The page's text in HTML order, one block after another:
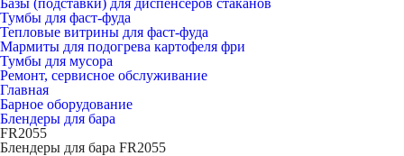
Базы (подставки) для диспенсеров стаканов
Тумбы для фаст-фуда
Тепловые витрины для фаст-фуда
Мармиты для подогрева картофеля фри
Тумбы для мусора
Ремонт, сервисное обслуживание
Главная
Барное оборудование
Блендеры для бара
FR2055
Блендеры для бара FR2055